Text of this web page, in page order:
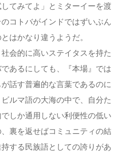
てみてよ」とミターイーを渡
コトバがインドではずいぶん
はかなり違うようだ。
会的に高いステイタスを持た
あるにしても、『本場』では
話す普遍的な言葉であるのに
ルマ語の大海の中で、自分た
しか通用しない利便性の低い
裏を返せばコミュニティの結
する民族語としての誇りがあ